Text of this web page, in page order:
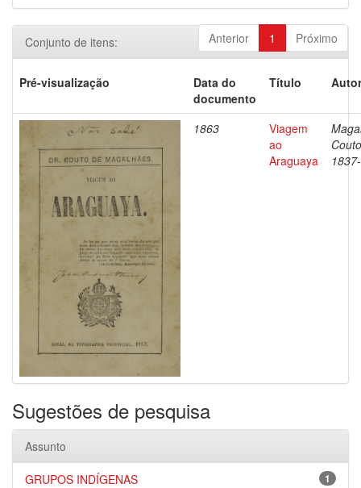
Anterior 1 Próximo
Conjunto de itens:
Pré-visualização
Data do
documento
Título
1863
Viagem
ao
Araguaya
Sugestões de pesquisa
Assunto
1
GRUPOS INDÍGENAS